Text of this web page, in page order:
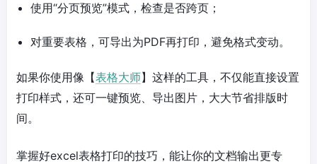
使用“分页预览”模式，检查是否跨页；
对重要表格，可导出为PDF再打印，避免格式变动。
如果你使用像【表格大师】这样的工具，不仅能直接设置
打印样式，还可一键预览、导出图片，大大节省排版时
间。
掌握好excel表格打印的技巧，能让你的文档输出更专